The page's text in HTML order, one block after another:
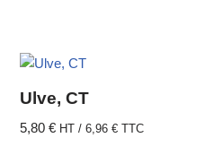
Ulve, CT
5,80€ HT /6,96€ TTC